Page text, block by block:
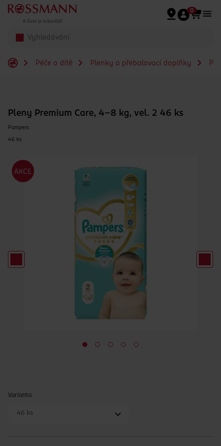
Přeskočit na hlavmní obsah
0
Péče o dítě Plenky a přebalovací doplňky
Pleny Premium Care, 4–8 kg, vel. 2 46 ks
Pampers
46 ks
Varianta
46 ks